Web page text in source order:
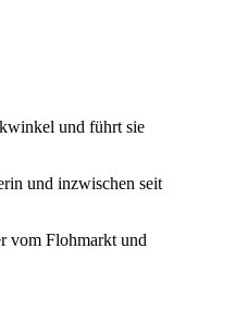
und führt sie
und inzwischen seit
vom Flohmarkt und